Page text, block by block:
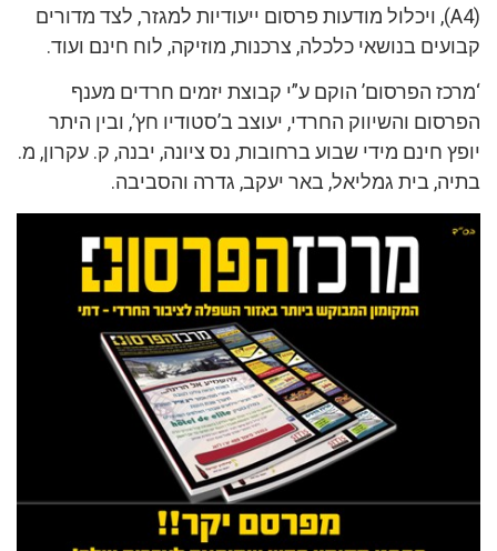
(A4), ויכלול מודעות פרסום ייעודיות למגזר, לצד מדורים
קבועים בנושאי כלכלה, צרכנות, מוזיקה, לוח חינם ועוד.
‘מרכז הפרסום’ הוקם ע”י קבוצת יזמים חרדים מענף
הפרסום והשיווק החרדי, יעוצב ב’סטודיו חץ’, ובין היתר
יופץ חינם מידי שבוע ברחובות, נס ציונה, יבנה, ק. עקרון, מ.
בתיה, בית גמליאל, באר יעקב, גדרה והסביבה.